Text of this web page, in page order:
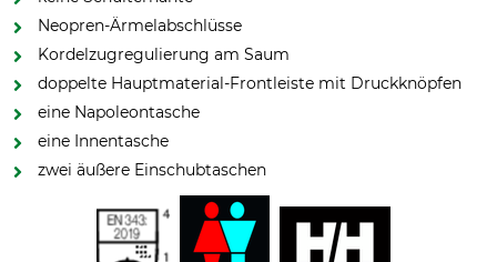
Neopren-Ärmelabschlüsse
Kordelzugregulierung am Saum
doppelte Hauptmaterial-Frontleiste mit Druckknöpfen
eine Napoleontasche
eine Innentasche
zwei äußere Einschubtaschen